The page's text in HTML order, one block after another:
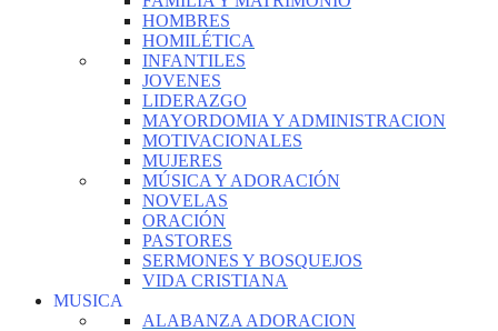
HOMBRES
HOMILÉTICA
INFANTILES
JOVENES
LIDERAZGO
MAYORDOMIA Y ADMINISTRACION
MOTIVACIONALES
MUJERES
MÚSICA Y ADORACIÓN
NOVELAS
ORACIÓN
PASTORES
SERMONES Y BOSQUEJOS
VIDA CRISTIANA
MUSICA
ALABANZA ADORACION